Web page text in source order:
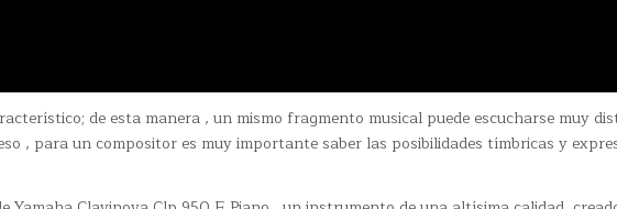
de esta manera , un mismo fragmento musical puede escucharse muy
, para un compositor es muy importante saber las posibilidades tímbricas y